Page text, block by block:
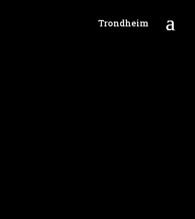
Trondheim